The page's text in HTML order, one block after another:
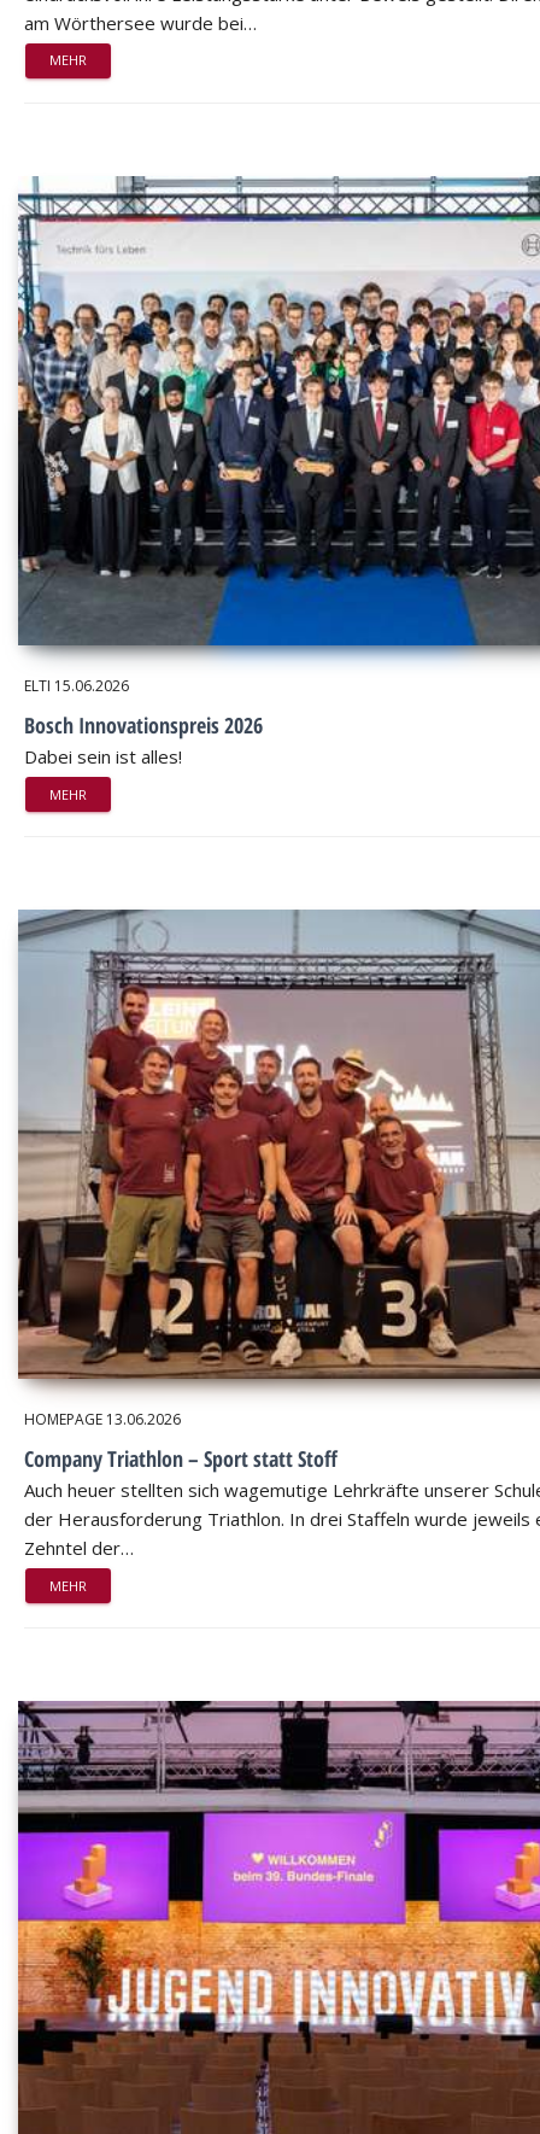
am Wörthersee wurde bei…
MEHR
ELTI 15.06.2026
Bosch Innovationspreis 2026
Dabei sein ist alles!
MEHR
HOMEPAGE 13.06.2026
Company Triathlon – Sport statt Stoff
Auch heuer stellten sich wagemutige Lehrkräfte unserer
der Herausforderung Triathlon. In drei Staffeln wurde jeweils
Zehntel der…
MEHR